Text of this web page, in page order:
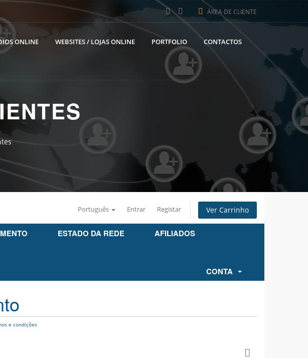
ÁREA DE CLIENTE
ONLINE WEBSITES / LOJAS ONLINE PORTFOLIO CONTACTOS
Português Entrar Registar Ver Carrinho
ESTADO DA REDE
AFILIADOS
CONTA
e condições